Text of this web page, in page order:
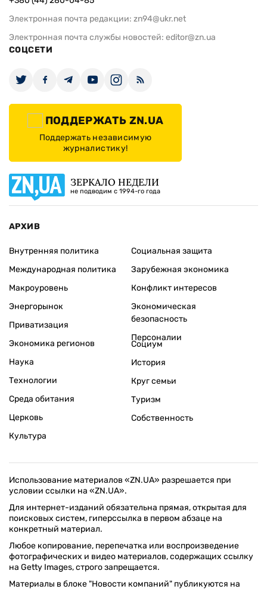
Электронная почта редакции: zn94@ukr.net
Электронная почта службы новостей: editor@zn.ua
СОЦСЕТИ
ПОДДЕРЖАТЬ ZN.UA
Поддержать независимую
журналистику!
ЗЕРКАЛО НЕДЕЛИ
не подводим с 1994-го года
АРХИВ
Внутренняя политика
Международная политика
Макроуровень
Энергорынок
Приватизация
Экономика регионов
Социальная защита
Зарубежная экономика
Конфликт интересов
Экономическая
безопасность
Персоналии
Наука
Технологии
Среда обитания
Церковь
Культура
Социум
История
Круг семьи
Туризм
Собственность
Использование материалов «ZN.UA» разрешается при
условии ссылки на «ZN.UA».
Для интернет-изданий обязательна прямая, открытая для
поисковых систем, гиперссылка в первом абзаце на
конкретный материал.
Любое копирование, перепечатка или воспроизведение
фотографических и видео материалов, содержащих ссылку
на Getty Images, строго запрещается.
Материалы в блоке "Новости компаний" публикуются на